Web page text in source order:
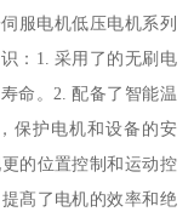
服电机低压电机系列
：1. 采用了的无刷电
命。2. 配备了智能温
保护电机和设备的安
的位置控制和运动控
髙了电机的效率和绝